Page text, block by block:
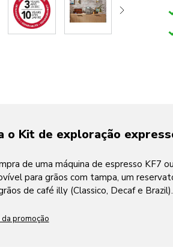
o Kit de exploração
de uma máquina de espresso KF7
para grãos com tampa, um
de café illy (Classico, Decaf e Brazil).
promoção